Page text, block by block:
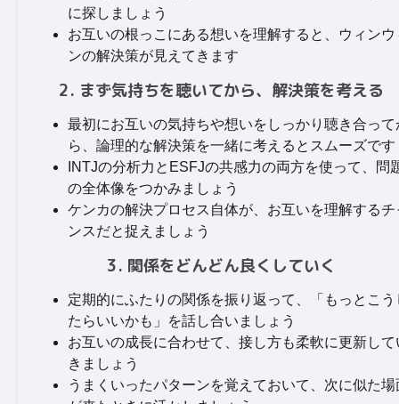
に探しましょう
お互いの根っこにある想いを理解すると、ウィンウ
ンの解決策が見えてきます
2. まず気持ちを聴いてから、解決策を考える
最初にお互いの気持ちや想いをしっかり聴き合って
ら、論理的な解決策を一緒に考えるとスムーズです
INTJの分析力とESFJの共感力の両方を使って、問
の全体像をつかみましょう
ケンカの解決プロセス自体が、お互いを理解するチ
ンスだと捉えましょう
3. 関係をどんどん良くしていく
定期的にふたりの関係を振り返って、「もっとこう
たらいいかも」を話し合いましょう
お互いの成長に合わせて、接し方も柔軟に更新して
きましょう
うまくいったパターンを覚えておいて、次に似た場